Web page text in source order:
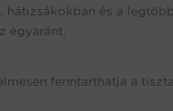
hátizsákokban és a
egyaránt.
fenntarthatja a